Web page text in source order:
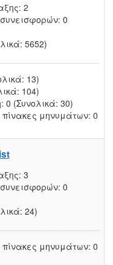
2
0
5652)
13)
104)
0 (Συνολικά: 30)
πίνακες μηνυμάτων: 0
3
0
24)
πίνακες μηνυμάτων: 0